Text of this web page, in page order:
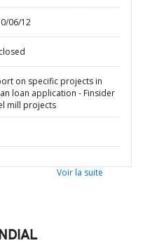
06/12
on specific projects in
loan application - Finsider
mill projects
Voir la suite